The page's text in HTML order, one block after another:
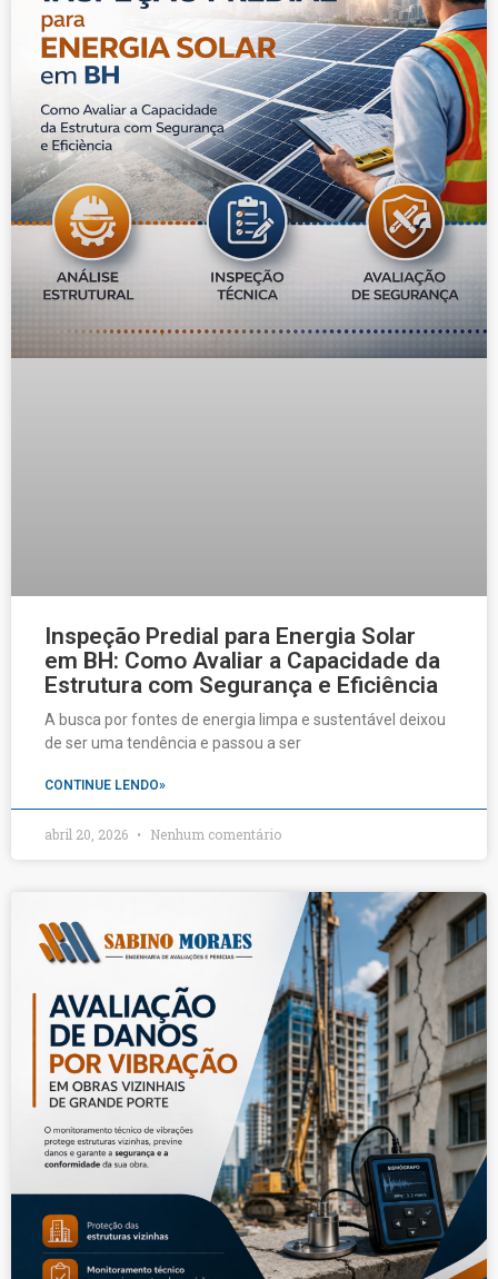
Inspeção Predial para Energia Solar
em BH: Como Avaliar a Capacidade da
Estrutura com Segurança e Eficiência
A busca por fontes de energia limpa e sustentável deixou
de ser uma tendência e passou a ser
CONTINUE LENDO»
abril 20, 2026 Nenhum comentário